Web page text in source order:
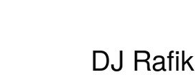
DJ Rafik